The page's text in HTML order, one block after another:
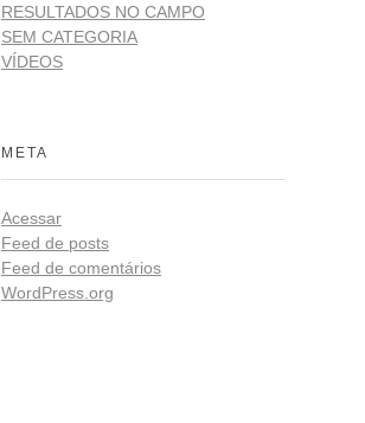
RESULTADOS NO CAMPO
SEM CATEGORIA
VÍDEOS
META
Acessar
Feed de posts
Feed de comentários
WordPress.org